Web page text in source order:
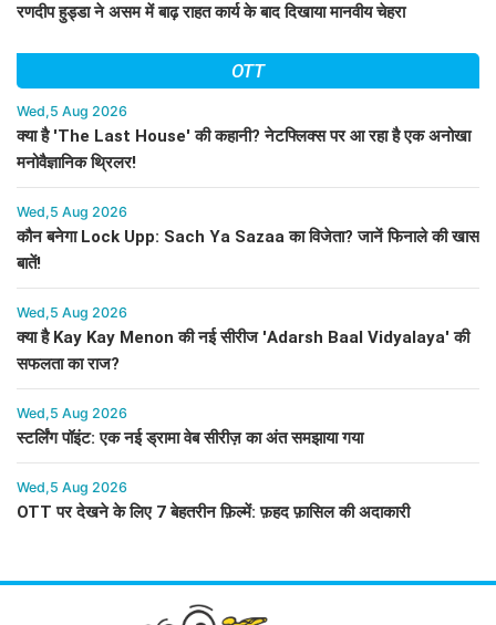
रणदीप हुड्डा ने असम में बाढ़ राहत कार्य के बाद दिखाया मानवीय चेहरा
OTT
Wed,5 Aug 2026
क्या है 'The Last House' की कहानी? नेटफ्लिक्स पर आ रहा है एक अनोखा
मनोवैज्ञानिक थ्रिलर!
Wed,5 Aug 2026
कौन बनेगा Lock Upp: Sach Ya Sazaa का विजेता? जानें फिनाले की खास
बातें!
Wed,5 Aug 2026
क्या है Kay Kay Menon की नई सीरीज 'Adarsh Baal Vidyalaya' की
सफलता का राज?
Wed,5 Aug 2026
स्टर्लिंग पॉइंट: एक नई ड्रामा वेब सीरीज़ का अंत समझाया गया
Wed,5 Aug 2026
OTT पर देखने के लिए 7 बेहतरीन फ़िल्में: फ़हद फ़ासिल की अदाकारी